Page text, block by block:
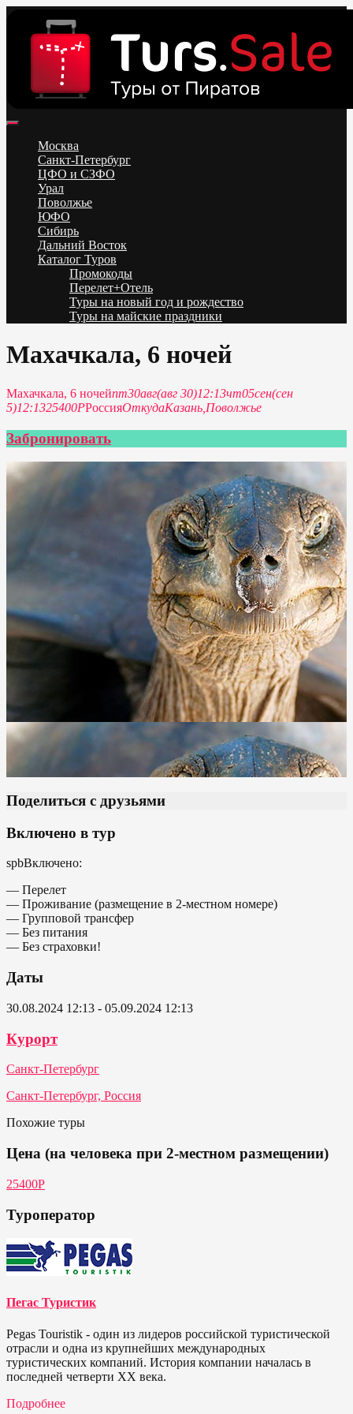
content
Низкие цены на путевки 3-7-10 ночей все включено, отдых на
море. Распродажа экскурсионных и горнолыжных туров.
Обновление каждый день. Официальный сайт Тур Сейл
Москва
Санкт-Петербург
ЦФО и СЗФО
Урал
Поволжье
ЮФО
Сибирь
Дальний Восток
Каталог Туров
Промокоды
Перелет+Отель
Туры на новый год и рождество
Туры на майские праздники
Махачкала, 6 ночей
Махачкала, 6 ночейпт30авг(авг 30)12:13чт05сен(сен
5)12:1325400РРоссияОткудаКазань, Поволжье
Забронировать
Поделиться с друзьями
Включено в тур
spbВключено:
— Перелет
— Проживание (размещение в 2-местном номере)
— Групповой трансфер
— Без питания
— Без страховки!
Даты
30.08.2024 12:13 - 05.09.2024 12:13
Курорт
Санкт-Петербург
Санкт-Петербург, Россия
Похожие туры
Цена (на человека при 2-местном размещении)
25400Р
Туроператор
Пегас Туристик
Pegas Touristik - один из лидеров российской туристической
отрасли и одна из крупнейших международных
туристических компаний. История компании началась в
последней четверти ХХ века.
Подробнее